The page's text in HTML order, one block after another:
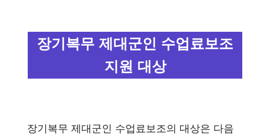
장기복무 제대군인 수업료보조
지원 대상
장기복무 제대군인 수업료보조의 대상은 다음